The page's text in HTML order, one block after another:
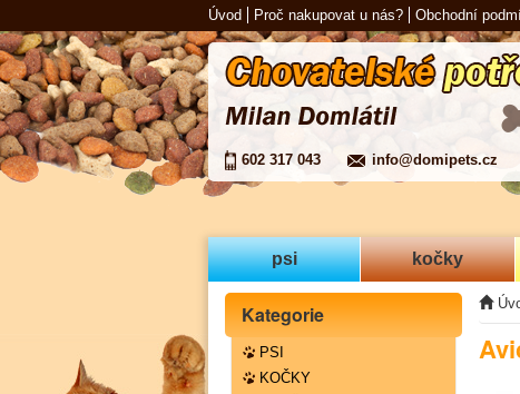
Úvod Proč nakupovat u nás? Obchodní
602 317 043 info@domipets.cz
psi kočky
Kategorie
PSI
KOČKY